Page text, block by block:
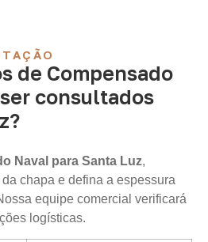
de Compensado
consultados
Naval para Santa Luz,
chapa e defina a espessura
equipe comercial verificará
logísticas.